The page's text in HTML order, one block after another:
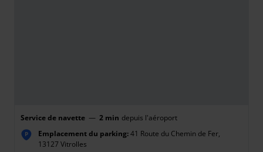
Service de navette — 2 min depuis l'aéroport
P Emplacement du parking:41 Route du Chemin de Fer,
13127 Vitrolles